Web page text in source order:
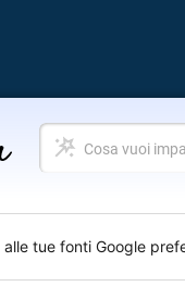
Cosa
vuoi
alle tue fonti Google